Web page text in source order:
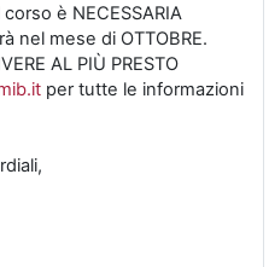
è NECESSARIA
nel mese di OTTOBRE.
AL PIÙ PRESTO
per tutte le informazioni